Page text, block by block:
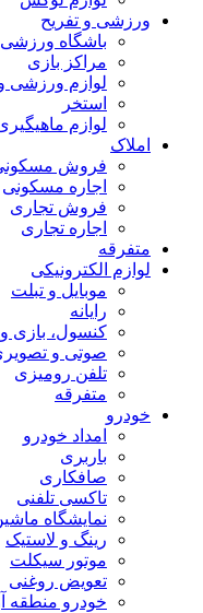
و تفریح
باشگاه ورزشی
مراکز بازی
لوازم ورزشی و پوشاک
لوازم ماهیگیری
فروش مسکونی
اجاره مسکونی
فروش تجاری
اجاره تجاری
الکترونیکی
موبایل و تبلت
کنسول، بازی‌ ویدئویی و
صوتی و تصویری
تلفن رومیزی
امداد خودرو
تاکسی تلفنی
نمایشگاه ماشین
رینگ و لاستیک
موتور سیکلت
تعویض روغنی
خودرو منطقه آزاد